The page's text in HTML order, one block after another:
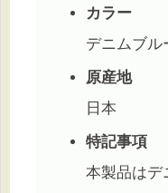
カラー
デニムブル
原産地
日本
特記事項
本製品はデ